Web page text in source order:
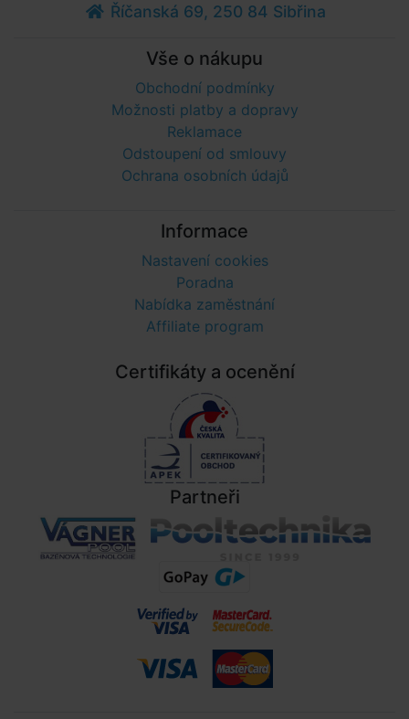
Říčanská 69, 250 84 Sibřina
Vše o nákupu
Obchodní podmínky
Možnosti platby a dopravy
Reklamace
Odstoupení od smlouvy
Ochrana osobních údajů
Informace
Nastavení cookies
Poradna
Nabídka zaměstnání
Affiliate program
Certifikáty a ocenění
Partneři